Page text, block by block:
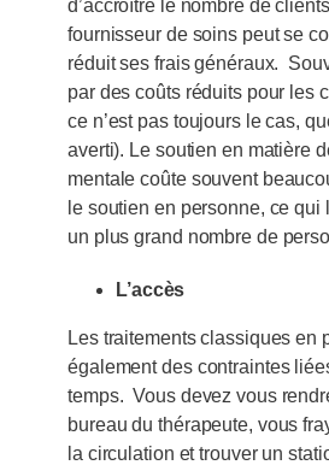
d’accroître le nombre de
fournisseur de soins peut se
réduit ses frais généraux.
par des coûts réduits pour les
ce n’est pas toujours le cas,
averti). Le soutien en matière
mentale coûte souvent
le soutien en personne, ce
un plus grand nombre de
L’accès
Les traitements classiques en
également des contraintes
temps. Vous devez vous
bureau du thérapeute, vous
la circulation et trouver un